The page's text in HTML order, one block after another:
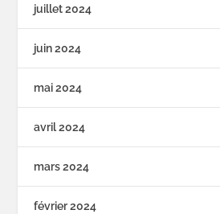
juillet 2024
juin 2024
mai 2024
avril 2024
mars 2024
février 2024